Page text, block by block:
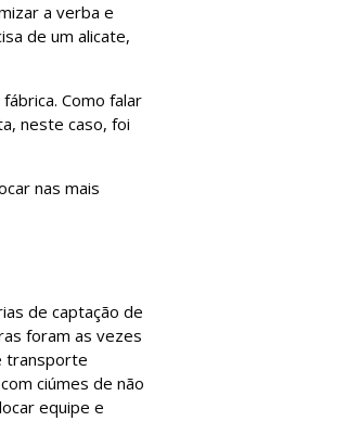
a verba e
de um alicate,
Como falar
neste caso, foi
nas mais
de captação de
foram as vezes
transporte
ciúmes de não
equipe e